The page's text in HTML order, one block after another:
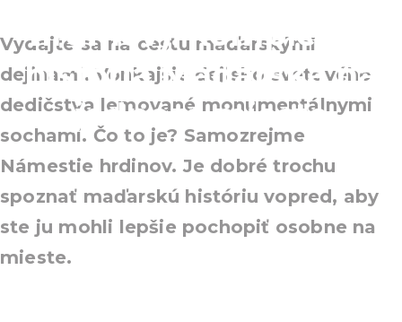
hrdinov): kompletná
história Maďarska na
jednom mieste
Vydajte sa na cestu maďarskými
dejinami. Vonkajšie dejisko svetového
dedičstva lemované monumentálnymi
sochami. Čo to je? Samozrejme
Námestie hrdinov. Je dobré trochu
spoznať maďarskú históriu vopred, aby
ste ju mohli lepšie pochopiť osobne na
mieste.